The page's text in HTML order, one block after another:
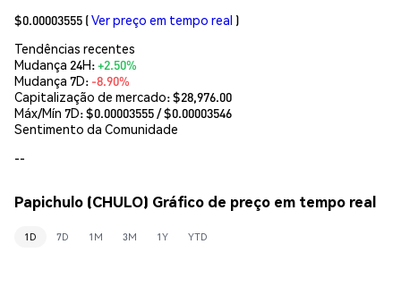
$0.00003555 (Ver preço em tempo real )
Tendências recentes
Mudança 24H:+2.50%
Mudança 7D: -8.90%
Capitalização de mercado:$28,976.00
Máx/Mín 7D: $0.00003555/ $0.00003546
Sentimento da Comunidade
--
Papichulo (CHULO) Gráfico de preço em tempo real
1D 7D 1M 3M 1Y YTD